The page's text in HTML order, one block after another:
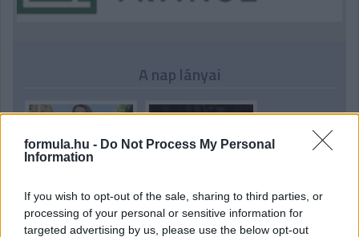
formula.hu - Do Not Process My Personal
Information
If you wish to opt-out of the sale, sharing to third parties, or
processing of your personal or sensitive information for
targeted advertising by us, please use the below opt-out
A nap lányai